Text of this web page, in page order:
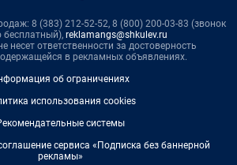
8 (383) 212-52-52, 8 (800) 200-03-83 (звонок
бесплатный), reklamangs@shkulev.ru
несет ответственности за достоверность
в рекламных объявлениях.
об ограничениях
использования cookies
системы
сервиса «Подписка без баннерной
рекламы»